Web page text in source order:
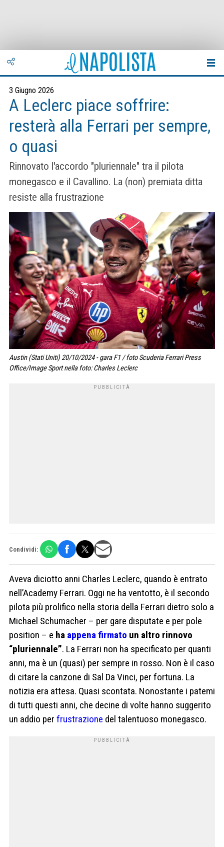
3 Giugno 2026
A Leclerc piace soffrire:
resterà alla Ferrari per sempre,
o quasi
Rinnovato l'accordo "pluriennale" tra il pilota
monegasco e il Cavallino. La (non) premiata ditta
resiste alla frustrazione
Austin (Stati Uniti) 20/10/2024 - gara F1 / foto Scuderia Ferrari Press
Office/Image Sport nella foto: Charles Leclerc
Condividi:
Aveva diciotto anni Charles Leclerc, quando è entrato
nell’Academy Ferrari. Oggi ne ha ventotto, è il secondo
pilota più prolifico nella storia della Ferrari dietro solo a
Michael Schumacher – per gare disputate e per pole
position – e ha appena firmato un altro rinnovo
“pluriennale”. La Ferrari non ha specificato per quanti
anni, ma è un (quasi) per sempre in rosso. Non è il caso
di citare la canzone di Sal Da Vinci, per fortuna. La
notizia era attesa. Quasi scontata. Nonostante i patemi
di tutti questi anni, che decine di volte hanno suggerito
un addio per frustrazione del talentuoso monegasco.